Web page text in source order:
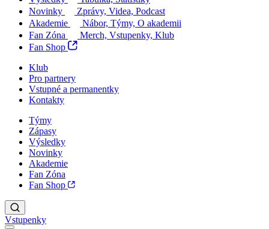
Novinky
Zprávy, Videa, Podcast
Akademie
Nábor, Týmy, O akademii
Fan Zóna
Merch, Vstupenky, Klub
Fan Shop
Klub
Pro partnery
Vstupné a permanentky
Kontakty
Týmy
Zápasy
Výsledky
Novinky
Akademie
Fan Zóna
Fan Shop
Vstupenky